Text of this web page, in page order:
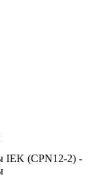
IEK (CPN12-2) -